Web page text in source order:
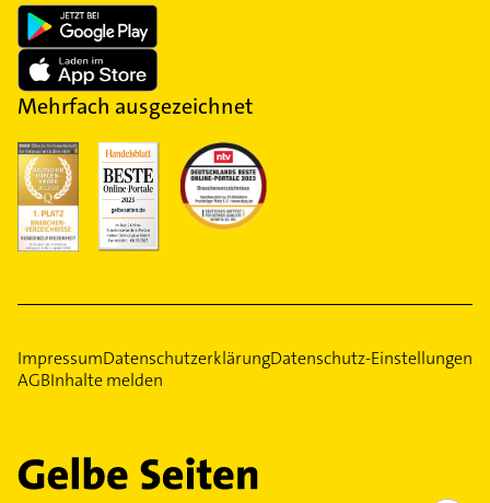
Mehrfach ausgezeichnet
ImpressumDatenschutzerklärungDatenschutz-Einstellungen
AGBInhalte melden